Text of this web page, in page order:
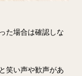
た場合は確認しな
笑い声や歓声があ